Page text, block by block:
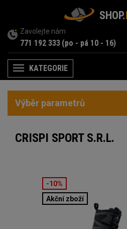
SHOP.
Zavolejte nám
771 192 333 (po - pá 10 - 16)
MenuKATEGORIE
Výběr parametrů
CRISPI SPORT S.R.L.
-10%
Akční zboží